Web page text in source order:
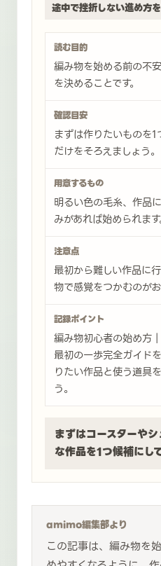
途中で挫折しない進め方
読む目的
編み物を始める前の不
を決めることです。
確認目安
まずは作りたいものを
だけをそろえましょう。
用意するもの
明るい色の毛糸、作品
みがあれば始められます
注意点
最初から難しい作品に
物で感覚をつかむのがお
記録ポイント
編み物初心者の始め方
最初の一歩完全ガイド
りたい作品と使う道具
う。
まずはコースターや
な作品を1つ候補にし
amimo編集部より
この記事は、編み物を